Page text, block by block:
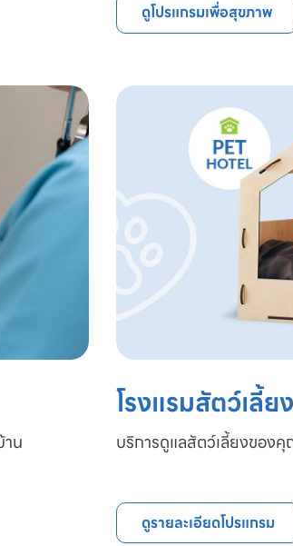
ดูโปรแกรมเพื่อสุขภาพ
น
โรงแรมสัตว์เลี้ยง
บริการดูแลสัตว์เลี้ยงของ
ดูรายละเอียดโปรแกรม